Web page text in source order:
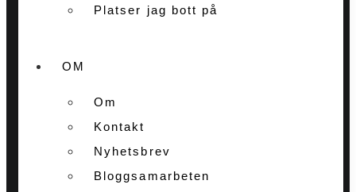
Platser jag bott på
OM
Om
Kontakt
Nyhetsbrev
Bloggsamarbeten